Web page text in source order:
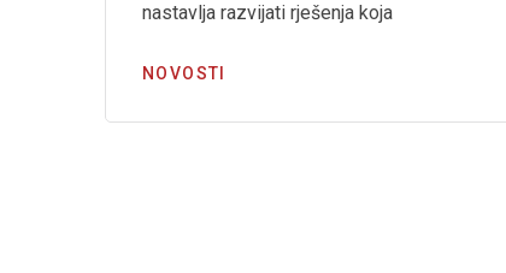
nastavlja razvijati rješenja koja
NOVOSTI